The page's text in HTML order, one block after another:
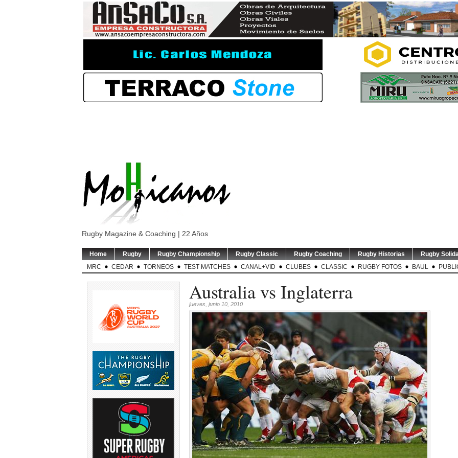
Rugby Magazine & Coaching | 22 Años
Home Rugby Rugby Championship Rugby Classic Rugby Coaching Rugby Historias Rugby
MRC
CEDAR TORNEOS TEST MATCHES CANAL+VID CLUBES CLASSIC RUGBY FOTOS BAUL
Australia vs Inglaterra
jueves, junio 10, 2010
TEST MATCH | ARG v RSA |
El entrenador de...
5 0
USA v ARGENTINA XV | El
entrenador de Argentina
TORNEO DEL INTERIOR |
Este sábado se disputó la...
6 0
TEST MATCH | El
entrenador de los
Springboks,...
1 0
VIDEO | STO v NZL | Nueva
Zelanda arrancó su gira...
TEST MATCH | ARG v RSA |
El entrenador de...
3 0
GREATEST RIVALRY | P1 |
Los entrenadores de